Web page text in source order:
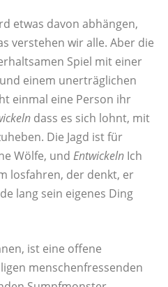
etwas davon abhängen,
verstehen wir alle. Aber die
Spiel mit einer
einem unerträglichen
einmal eine Person ihr
dass es sich lohnt, mit
Die Jagd ist für
Wölfe, und Entwickeln Ich
losfahren, der denkt, er
lang sein eigenes Ding
ist eine offene
menschenfressenden